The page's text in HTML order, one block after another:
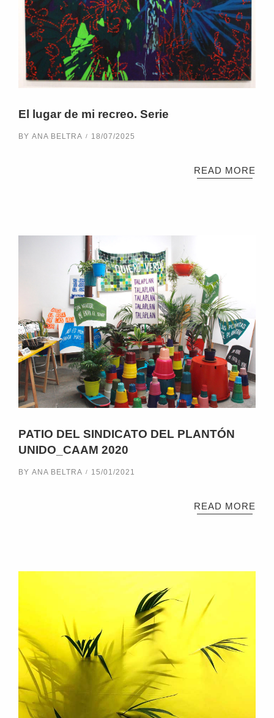
El lugar de mi recreo. Serie
BY ANA BELTRA 18/07/2025
READ MORE
PATIO DEL SINDICATO DEL PLANTÓN
UNIDO_CAAM 2020
BY ANA BELTRA 15/01/2021
READ MORE